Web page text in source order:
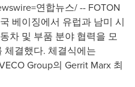
연합뉴스/ -- FOTON
베이징에서 유럽과 남미 시
차 및 부품 분야 협력을 모
체결했다. 체결식에는
Group의 Gerrit Marx 최